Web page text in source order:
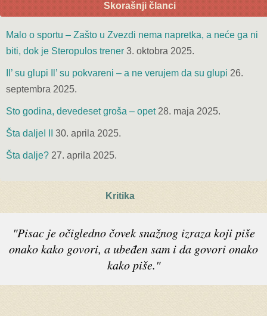
Skorašnji članci
Malo o sportu – Zašto u Zvezdi nema napretka, a neće ga ni
biti, dok je Steropulos trener 3. oktobra 2025.
Il’ su glupi Il’ su pokvareni – a ne verujem da su glupi 26.
septembra 2025.
Sto godina, devedeset groša – opet 28. maja 2025.
Šta daljeI II 30. aprila 2025.
Šta dalje? 27. aprila 2025.
Kritika
"Pisac je očigledno čovek snažnog izraza koji piše
onako kako govori, a ubeđen sam i da govori onako
kako piše."